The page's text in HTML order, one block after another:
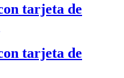
tarjeta de
tarjeta de